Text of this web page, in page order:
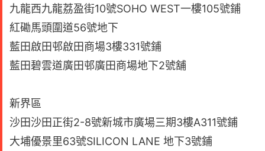
九龍西九龍荔盈街10號SOHO WEST一樓105號鋪
紅磡馬頭圍道56號地下
藍田啟田邨啟田商場3樓331號鋪
藍田碧雲道廣田邨廣田商場地下2號舖
新界區
沙田沙田正街2-8號新城市廣場三期3樓A311號鋪
大埔優景里63號SILICON LANE 地下3號鋪